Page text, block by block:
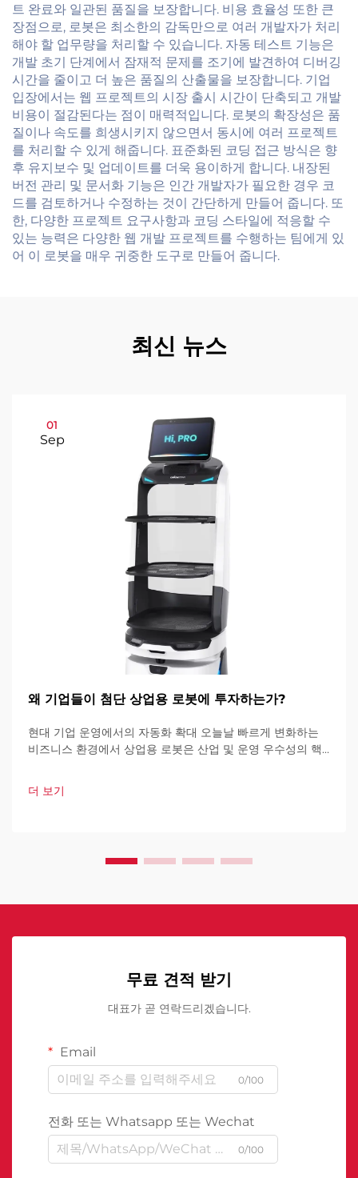
트 완료와 일관된 품질을 보장합니다. 비용 효율성 또한 큰
장점으로, 로봇은 최소한의 감독만으로 여러 개발자가 처리
해야 할 업무량을 처리할 수 있습니다. 자동 테스트 기능은
개발 초기 단계에서 잠재적 문제를 조기에 발견하여 디버깅
시간을 줄이고 더 높은 품질의 산출물을 보장합니다. 기업
입장에서는 웹 프로젝트의 시장 출시 시간이 단축되고 개발
비용이 절감된다는 점이 매력적입니다. 로봇의 확장성은 품
질이나 속도를 희생시키지 않으면서 동시에 여러 프로젝트
를 처리할 수 있게 해줍니다. 표준화된 코딩 접근 방식은 향
후 유지보수 및 업데이트를 더욱 용이하게 합니다. 내장된
버전 관리 및 문서화 기능은 인간 개발자가 필요한 경우 코
드를 검토하거나 수정하는 것이 간단하게 만들어 줍니다. 또
한, 다양한 프로젝트 요구사항과 코딩 스타일에 적응할 수
있는 능력은 다양한 웹 개발 프로젝트를 수행하는 팀에게 있
어 이 로봇을 매우 귀중한 도구로 만들어 줍니다.
최신 뉴스
01
Sep
왜 기업들이 첨단 상업용 로봇에 투자하는가?
현대 기업 운영에서의 자동화 확대 오늘날 빠르게 변화하는
비즈니스 환경에서 상업용 로봇은 산업 및 운영 우수성의 핵
업이 운영 방식을 혁신하고 있습니다.
더 보기
무료 견적 받기
대표가 곧 연락드리겠습니다.
Email
0/100
전화 또는 Whatsapp 또는 Wechat
0/100